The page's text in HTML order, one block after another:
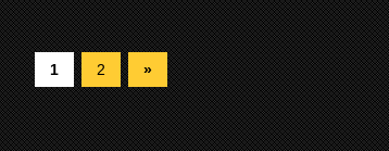
1 2 »